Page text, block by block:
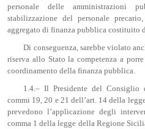
personale delle amministrazioni
stabilizzazione del personale
aggregato di finanza pubblica costituito
Di conseguenza, sarebbe violato
riserva allo Stato la competenza a
coordinamento della finanza pubblica.
1.4.– Il Presidente del
commi 19, 20 e 21 dell’art. 14 della
prevedono l’applicazione degli
comma 1 della legge della Regione